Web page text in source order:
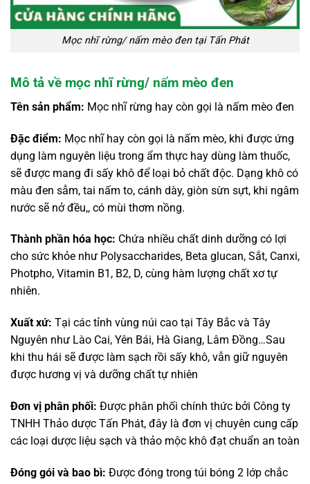
Mọc nhĩ rừng/ nấm mèo đen tại Tấn Phát
Mô tả về mọc nhĩ rừng/ nấm mèo đen
Tên sản phẩm: Mọc nhĩ rừng hay còn gọi là nấm mèo đen
Đặc điểm: Mọc nhĩ hay còn gọi là nấm mèo, khi được ứng
dụng làm nguyên liệu trong ẩm thực hay dùng làm thuốc,
sẽ được mang đi sấy khô để loại bỏ chất độc. Dạng khô có
màu đen sẫm, tai nấm to, cánh dày, giòn sừn sựt, khi ngâm
nước sẽ nở đều,, có mùi thơm nồng.
Thành phần hóa học: Chứa nhiều chất dinh dưỡng có lợi
cho sức khỏe như Polysaccharides, Beta glucan, Sắt, Canxi,
Photpho, Vitamin B1, B2, D, cùng hàm lượng chất xơ tự
nhiên.
Xuất xứ: Tại các tỉnh vùng núi cao tại Tây Bắc và Tây
Nguyên như Lào Cai, Yên Bái, Hà Giang, Lâm Đồng…Sau
khi thu hái sẽ được làm sạch rồi sấy khô, vẫn giữ nguyên
được hương vị và dưỡng chất tự nhiên
Đơn vị phân phối: Được phân phối chính thức bởi Công ty
TNHH Thảo dược Tấn Phát, đây là đơn vị chuyên cung cấp
các loại dược liệu sạch và thảo mộc khô đạt chuẩn an toàn
Đóng gói và bao bì: Được đóng trong túi bóng 2 lớp chắc